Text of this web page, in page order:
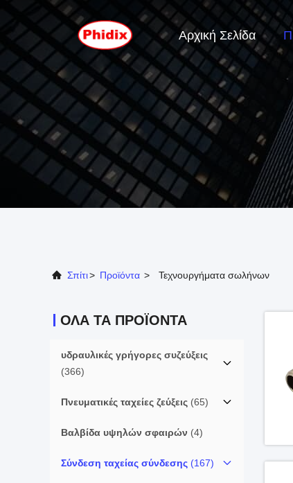
Αρχική Σελίδα
Σπίτι> Προϊόντα > Τεχνουργήματα σωλήνων
ΌΛΑ ΤΑ ΠΡΟΪΌΝΤΑ
υδραυλικές γρήγορες συζεύξεις
(366)
Πνευματικές ταχείες ζεύξεις (65)
Βαλβίδα υψηλών σφαιρών (4)
Σύνδεση ταχείας σύνδεσης (167)